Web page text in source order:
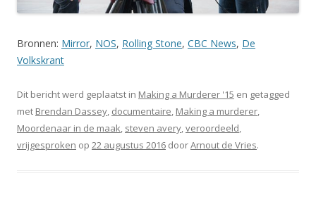
Bronnen: Mirror, NOS, Rolling Stone, CBC News, De
Volkskrant
Dit bericht werd geplaatst in Making a Murderer '15 en getagged
met Brendan Dassey, documentaire, Making a murderer,
Moordenaar in de maak, steven avery,veroordeeld,
vrijgesproken op 22 augustus 2016 doorArnout de Vries.